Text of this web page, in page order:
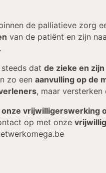
de palliatieve zorg
van de patiënt en zijn
dat de zieke en
zo een aanvulling op de
, maar
onze
op met onze